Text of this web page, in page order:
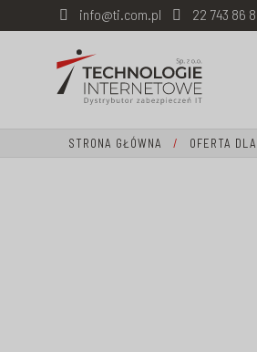
info@ti.com.pl 22 743 86
STRONA GŁÓWNA / OFERTA